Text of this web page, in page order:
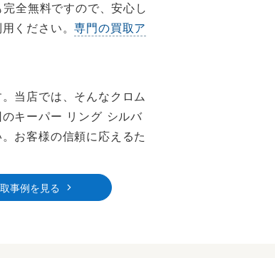
全無料ですので、安心し
ください。専門の買取ア
当店では、そんなクロム
キーパー リング シルバ
お客様の信頼に応えるた
事例を見る